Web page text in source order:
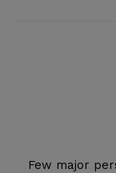
Few major